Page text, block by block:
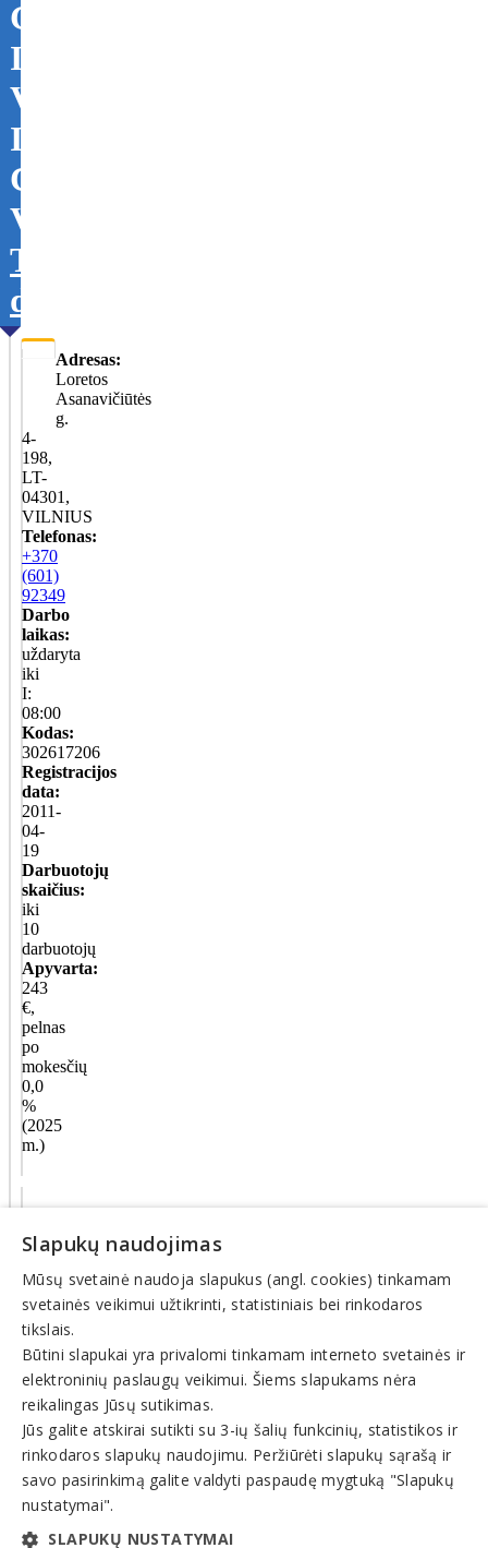
GALIMYBIŲ
IR
VISUOMENINIO
INTEGRAVIMO
CENTRAS,
VšĮ
Tikslinti
duomenis
Adresas:
Loretos
Asanavičiūtės
g.
4-
198,
LT-
04301,
VILNIUS
Telefonas:
+370
(601)
92349
Darbo
laikas:
uždaryta
iki
I:
08:00
Kodas:
302617206
Registracijos
data:
2011-
04-
19
Darbuotojų
skaičius:
iki
10
darbuotojų
Apyvarta:
243
€,
pelnas
po
mokesčių
0,0
%
(2025
m.)
sritys
Teisinės,
juridinės
teisininkai
© INFOMINTA, UAB. Visos teisės saugomos. Telefonas+370
6900 1551. El. paštasinfo@1551.info
Pagrindinis
Tikslinti duomenis
Transportas
El. parduotuvės
Pagalba
Pasiūlymai
Slapukų naudojimas
Mūsų svetainė naudoja slapukus (angl. cookies) tinkamam
svetainės veikimui užtikrinti, statistiniais bei rinkodaros
tikslais.
Būtini slapukai yra privalomi tinkamam interneto svetainės ir
elektroninių paslaugų veikimui. Šiems slapukams nėra
reikalingas Jūsų sutikimas.
Jūs galite atskirai sutikti su 3-ių šalių funkcinių, statistikos ir
rinkodaros slapukų naudojimu. Peržiūrėti slapukų sąrašą ir
savo pasirinkimą galite valdyti paspaudę mygtuką "Slapukų
nustatymai".
SLAPUKŲ NUSTATYMAI